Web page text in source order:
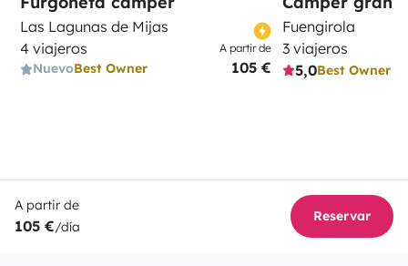
Las Lagunas de Mijas
4 viajeros
NuevoBest Owner
A partir de
105 €
Fuengirola
3 viajeros
5,0Best Owner
A partir de
105 €/día
Reservar